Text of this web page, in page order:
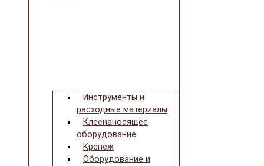
Инструменты и
расходные материалы
Клеенаносящее
оборудование
Крепеж
Оборудование и